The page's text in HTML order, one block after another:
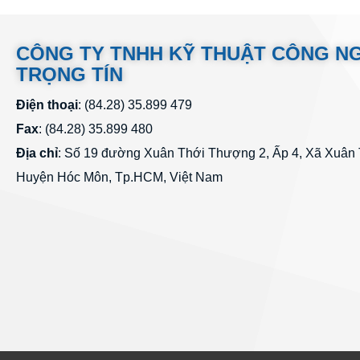
CÔNG TY TNHH KỸ THUẬT CÔNG
TRỌNG TÍN
Điện thoại: (84.28) 35.899 479
Fax: (84.28) 35.899 480
Địa chỉ: Số 19 đường Xuân Thới Thượng 2, Ấp 4, Xã
Huyện Hóc Môn, Tp.HCM, Việt Nam